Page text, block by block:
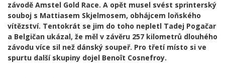
závodě Amstel Gold Race. A opět musel svést sprinterský
souboj s Mattiasem Skjelmosem, obhájcem loňského
vítězství. Tentokrát se jim do toho nepletl Tadej Pogačar
a Belgičan ukázal, že měl v závěru 257 kilometrů dlouhého
závodu více sil než dánský soupeř. Pro třetí místo si ve
spurtu další skupiny dojel Benoît Cosnefroy.